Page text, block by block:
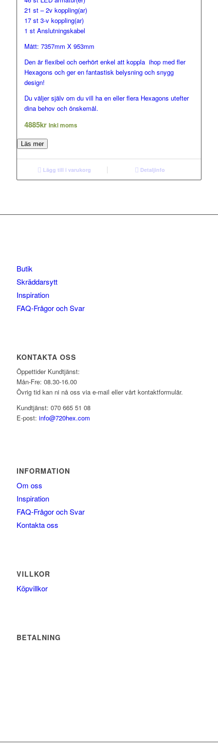
21 st – 2v koppling(ar)
17 st 3-v koppling(ar)
1 st Anslutningskabel
Mått: 7357mm X 953mm
Den är flexibel och oerhört enkel att koppla ihop med fler
Hexagons och ger en fantastisk belysning och snygg
design!
Du väljer själv om du vill ha en eller flera Hexagons utefter
dina behov och önskemål.
4885kr Inkl moms
Läs mer
Lägg till i varukorg Detaljinfo
Butik
Skräddarsytt
Inspiration
FAQ-Frågor och Svar
KONTAKTA OSS
Öppettider Kundtjänst:
Mån-Fre: 08.30-16.00
Övrig tid kan ni nå oss via e-mail eller vårt kontaktformulär.
Kundtjänst: 070 665 51 08
E-post: info@720hex.com
INFORMATION
Om oss
Inspiration
FAQ-Frågor och Svar
Kontakta oss
VILLKOR
Köpvillkor
BETALNING